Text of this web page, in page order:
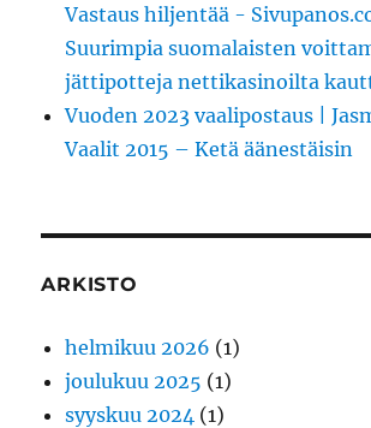
Vastaus hiljentää -
Suurimpia suomalaisten
jättipotteja nettikasinoilta
Vuoden 2023 vaalipostaus |
Vaalit 2015 – Ketä äänestäisin
ARKISTO
helmikuu 2026 (1)
joulukuu 2025 (1)
syyskuu 2024 (1)